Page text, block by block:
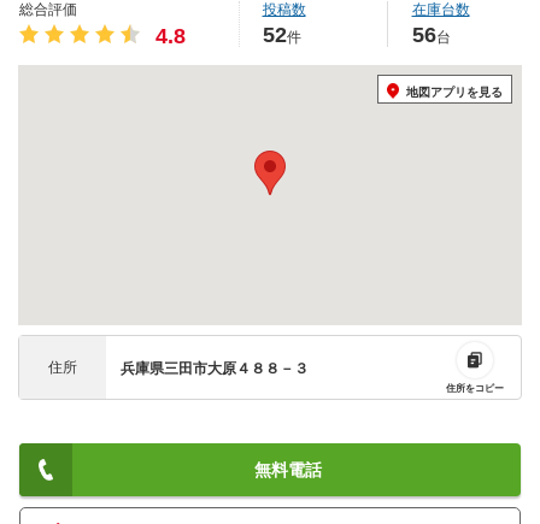
総合評価
4.8
投稿数
52件
在庫台数
56台
地図アプリを見る
住所 兵庫県三田市大原４８８－３
住所をコピー
無料電話